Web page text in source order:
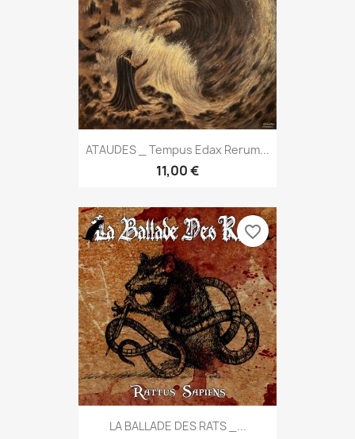
ATAUDES _ Tempus Edax Rerum...
11,00 €
LA BALLADE DES RATS _...
favorite_border